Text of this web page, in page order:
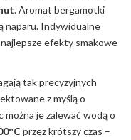
. Aromat bergamotki
naparu. Indywidualne
efekty smakowe
tak precyzyjnych
z myślą o
je zalewać wodą o
przez krótszy czas –